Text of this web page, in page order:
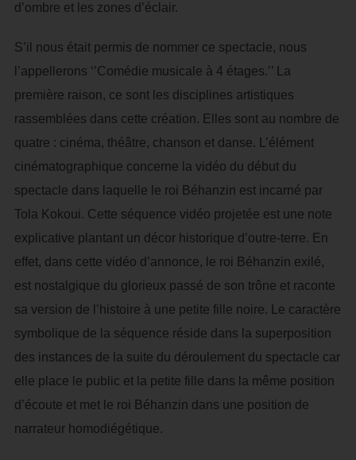
d’ombre et les zones d’éclair.
S’il nous était permis de nommer ce spectacle, nous
l’appellerons ‘’Comédie musicale à 4 étages.’’ La
première raison, ce sont les disciplines artistiques
rassemblées dans cette création. Elles sont au nombre de
quatre : cinéma, théâtre, chanson et danse. L’élément
cinématographique concerne la vidéo du début du
spectacle dans laquelle le roi Béhanzin est incarné par
Tola Kokoui. Cette séquence vidéo projetée est une note
explicative plantant un décor historique d’outre-terre. En
effet, dans cette vidéo d’annonce, le roi Béhanzin exilé,
est nostalgique du glorieux passé de son trône et raconte
sa version de l’histoire à une petite fille noire. Le caractère
symbolique de la séquence réside dans la superposition
des instances de la suite du déroulement du spectacle car
elle place le public et la petite fille dans la même position
d’écoute et met le roi Béhanzin dans une position de
narrateur homodiégétique.